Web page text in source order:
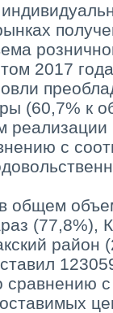
2017
(60,7% к
с
общем
(77,8%),
район